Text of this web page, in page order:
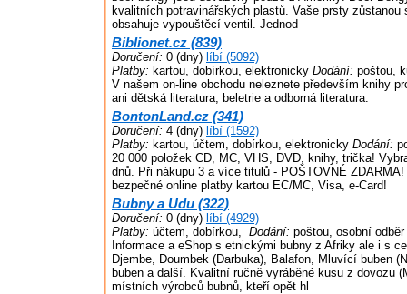
kvalitních potravinářských plastů. Vaše prsty zůstanou
obsahuje vypouštěcí ventil. Jednod
Biblionet.cz (839)
Doručení: 0 (dny) líbí (5092)
Platby: kartou, dobírkou, elektronicky Dodání: poštou,
V našem on-line obchodu neleznete především knihy
ani dětská literatura, beletrie a odborná literatura.
BontonLand.cz (341)
Doručení: 4 (dny) líbí (1592)
Platby: kartou, účtem, dobírkou, elektronicky Dodání:
20 000 položek CD, MC, VHS, DVD, knihy, trička!
dnů. Při nákupu 3 a více titulů - POŠTOVNÉ
bezpečné online platby kartou EC/MC, Visa, e-Card!
Bubny a Udu (322)
Doručení: 0 (dny) líbí (4929)
Platby: účtem, dobírkou, Dodání: poštou, osobní odběr
Informace a eShop s etnickými bubny z Afriky ale i s
Djembe, Doumbek (Darbuka), Balafon, Mluvící buben
buben a další. Kvalitní ručně vyráběné kusu z dovozu
místních výrobců bubnů, kteří opět hl